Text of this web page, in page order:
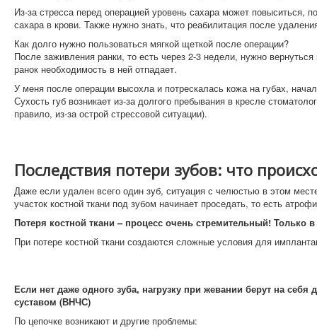
Из-за стресса перед операцией уровень сахара может повыситься,
сахара в крови. Также нужно знать, что реабилитация после
Как долго нужно пользоваться мягкой щеткой после операции?
После заживления ранки, то есть через 2-3 недели, нужно
ранок необходимость в ней отпадает.
У меня после операции высохла и потрескалась кожа на губах,
Сухость губ возникает из-за долгого пребывания в кресле
правило, из-за острой стрессовой ситуации).
Последствия потери зубов: что
Даже если удален всего один зуб, ситуация с челюстью в этом
участок костной ткани под зубом начинает проседать, то есть
Потеря костной ткани – процесс очень стремительный!
При потере костной ткани создаются сложные условия для
Если нет даже одного зуба, нагрузку при жевании берут на себя
суставом (ВНЧС)
По цепочке возникают и другие проблемы: